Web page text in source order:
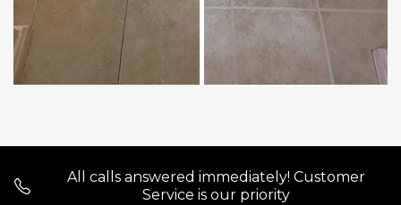
All calls answered immediately! Customer
Service is our priority